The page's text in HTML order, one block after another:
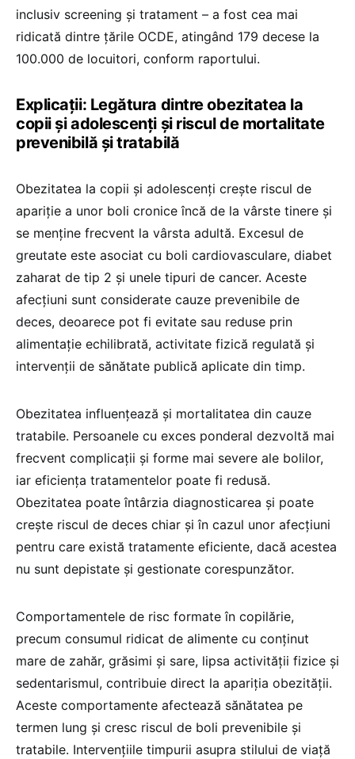
inclusiv screening și tratament – a fost cea mai
ridicată dintre țările OCDE, atingând 179 decese la
100.000 de locuitori, conform raportului.
Explicații: Legătura dintre obezitatea la
copii și adolescenți și riscul de mortalitate
prevenibilă și tratabilă
Obezitatea la copii și adolescenți crește riscul de
apariție a unor boli cronice încă de la vârste tinere și
se menține frecvent la vârsta adultă. Excesul de
greutate este asociat cu boli cardiovasculare, diabet
zaharat de tip 2 și unele tipuri de cancer. Aceste
afecțiuni sunt considerate cauze prevenibile de
deces, deoarece pot fi evitate sau reduse prin
alimentație echilibrată, activitate fizică regulată și
intervenții de sănătate publică aplicate din timp.
Obezitatea influențează și mortalitatea din cauze
tratabile. Persoanele cu exces ponderal dezvoltă mai
frecvent complicații și forme mai severe ale bolilor,
iar eficiența tratamentelor poate fi redusă.
Obezitatea poate întârzia diagnosticarea și poate
crește riscul de deces chiar și în cazul unor afecțiuni
pentru care există tratamente eficiente, dacă acestea
nu sunt depistate și gestionate corespunzător.
Comportamentele de risc formate în copilărie,
precum consumul ridicat de alimente cu conținut
mare de zahăr, grăsimi și sare, lipsa activității fizice și
sedentarismul, contribuie direct la apariția obezității.
Aceste comportamente afectează sănătatea pe
termen lung și cresc riscul de boli prevenibile și
tratabile. Intervențiile timpurii asupra stilului de viață